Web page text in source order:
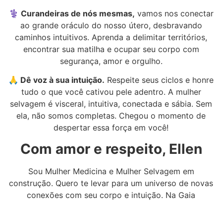
⚕️ Curandeiras de nós mesmas, vamos nos conectar
ao grande oráculo do nosso útero, desbravando
caminhos intuitivos. Aprenda a delimitar territórios,
encontrar sua matilha e ocupar seu corpo com
segurança, amor e orgulho.
🙏 Dê voz à sua intuição. Respeite seus ciclos e honre
tudo o que você cativou pele adentro. A mulher
selvagem é visceral, intuitiva, conectada e sábia. Sem
ela, não somos completas. Chegou o momento de
despertar essa força em você!
Com amor e respeito, Ellen
Sou Mulher Medicina e Mulher Selvagem em
construção. Quero te levar para um universo de novas
conexões com seu corpo e intuição. Na Gaia